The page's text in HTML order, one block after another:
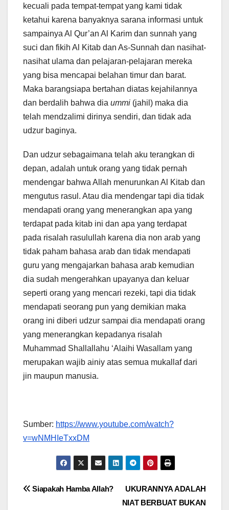
kecuali pada tempat-tempat yang kami tidak
ketahui karena banyaknya sarana informasi untuk
sampainya Al Qur’an Al Karim dan sunnah yang
suci dan fikih Al Kitab dan As-Sunnah dan nasihat-
nasihat ulama dan pelajaran-pelajaran mereka
yang bisa mencapai belahan timur dan barat.
Maka barangsiapa bertahan diatas kejahilannya
dan berdalih bahwa dia ummi (jahil) maka dia
telah mendzalimi dirinya sendiri, dan tidak ada
udzur baginya.
Dan udzur sebagaimana telah aku terangkan di
depan, adalah untuk orang yang tidak pernah
mendengar bahwa Allah menurunkan Al Kitab dan
mengutus rasul. Atau dia mendengar tapi dia tidak
mendapati orang yang menerangkan apa yang
terdapat pada kitab ini dan apa yang terdapat
pada risalah rasulullah karena dia non arab yang
tidak paham bahasa arab dan tidak mendapati
guru yang mengajarkan bahasa arab kemudian
dia sudah mengerahkan upayanya dan keluar
seperti orang yang mencari rezeki, tapi dia tidak
mendapati seorang pun yang demikian maka
orang ini diberi udzur sampai dia mendapati orang
yang menerangkan kepadanya risalah
Muhammad Shallallahu ‘Alaihi Wasallam yang
merupakan wajib ainiy atas semua mukallaf dari
jin maupun manusia.
Sumber: https://www.youtube.com/watch?
v=wNMHIeTxxDM
Post
UKURANNYA ADALAH
NIAT BERBUAT BUKAN
Siapakah Hamba Allah?